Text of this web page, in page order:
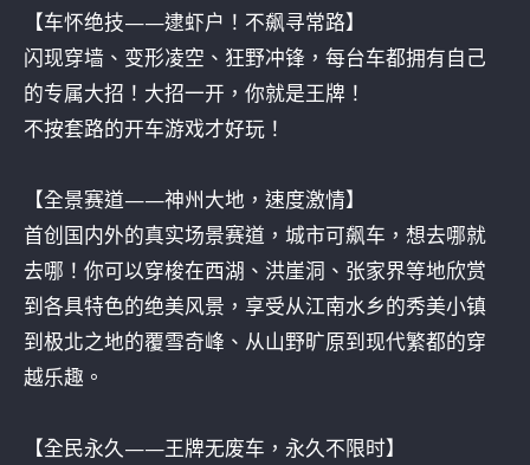
【车怀绝技——逮虾户！不飙寻常路】
闪现穿墙、变形凌空、狂野冲锋，每台车都拥有自己
的专属大招！大招一开，你就是王牌！
不按套路的开车游戏才好玩！
【全景赛道——神州大地，速度激情】
首创国内外的真实场景赛道，城市可飙车，想去哪就
去哪！你可以穿梭在西湖、洪崖洞、张家界等地欣赏
到各具特色的绝美风景，享受从江南水乡的秀美小镇
到极北之地的覆雪奇峰、从山野旷原到现代繁都的穿
越乐趣。
【全民永久——王牌无废车，永久不限时】